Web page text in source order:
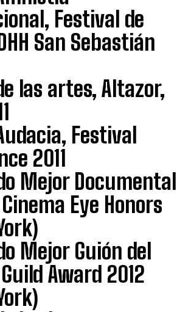
Festival de
San Sebastián
las artes, Altazor,
Festival
2011
Mejor Documental
Eye Honors
Mejor Guión del
Award 2012